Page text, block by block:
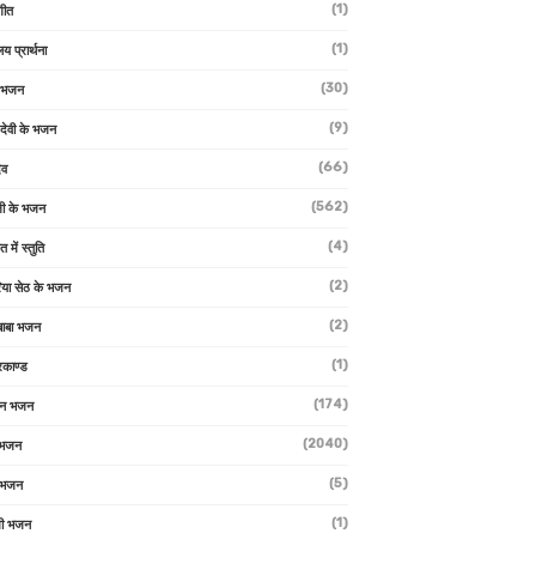
(1)
प्रार्थना (1)
भजन (30)
देवी के भजन (9)
(66)
के भजन (562)
में स्तुति (4)
सेठ के भजन (2)
भजन (2)
(1)
भजन (174)
भजन (2040)
भजन (5)
भजन (1)